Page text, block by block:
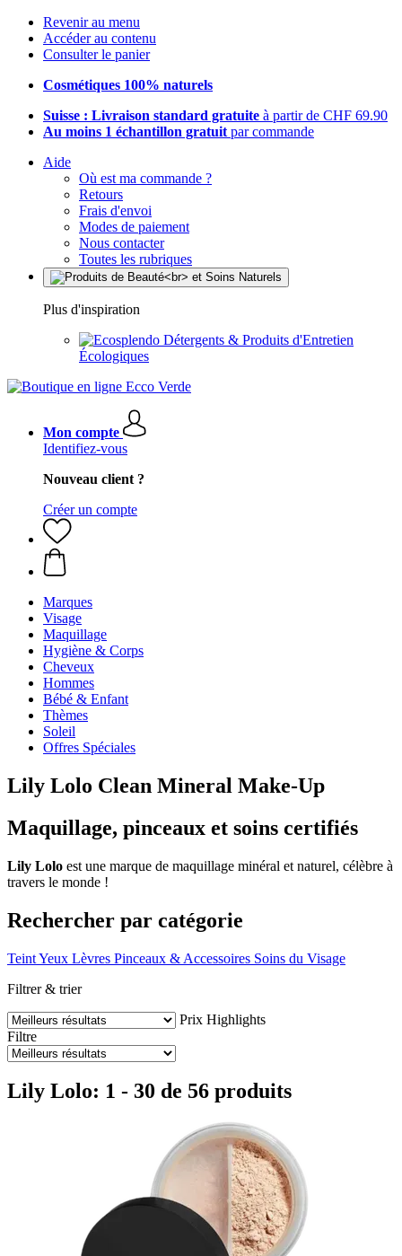
Revenir au menu
Accéder au contenu
Consulter le panier
Cosmétiques 100% naturels
Suisse : Livraison standard gratuite à partir de CHF 69.90
Au moins 1 échantillon gratuit par commande
Aide
Où est ma commande ?
Retours
Frais d'envoi
Modes de paiement
Nous contacter
Toutes les rubriques
Plus d'inspiration
Détergents & Produits d'Entretien
Écologiques
Mon compte
Identifiez-vous
Nouveau client ?
Créer un compte
Marques
Visage
Maquillage
Hygiène & Corps
Cheveux
Hommes
Bébé & Enfant
Thèmes
Soleil
Offres Spéciales
Lily Lolo Clean Mineral Make-Up
Maquillage, pinceaux et soins certifiés
Lily Lolo est une marque de maquillage minéral et naturel, célèbre à
travers le monde !
Rechercher par catégorie
TeintYeux Lèvres Pinceaux & Accessoires Soins du Visage
Filtrer & trier
Prix Highlights
Filtre
Lily Lolo: 1 - 30 de 56 produits